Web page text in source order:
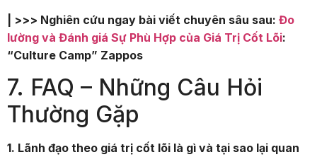
| >>> Nghiên cứu ngay bài viết chuyên sâu sau: Đo
lường và Đánh giá Sự Phù Hợp của Giá Trị Cốt Lõi:
“Culture Camp” Zappos
7. FAQ – Những Câu Hỏi
Thường Gặp
1. Lãnh đạo theo giá trị cốt lõi là gì và tại sao lại quan